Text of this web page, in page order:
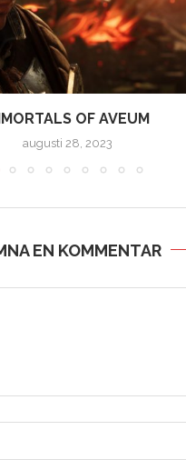
OF AVEUM
augusti 28, 2023
EN KOMMENTAR